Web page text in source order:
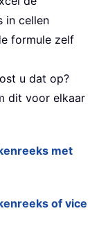
in cellen
formule zelf
u dat op?
dit voor elkaar
met
of vice